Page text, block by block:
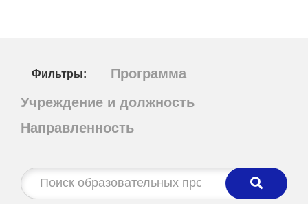
Фильтры:
Программа
Учреждение и должность
Направленность
Строка
поиска: